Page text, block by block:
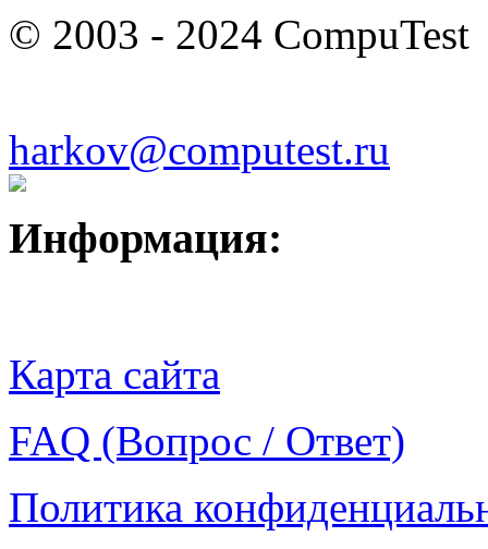
© 2003 - 2024 CompuTest
harkov@computest.ru
Информация:
Карта сайта
FAQ (Вопрос / Ответ)
Политика